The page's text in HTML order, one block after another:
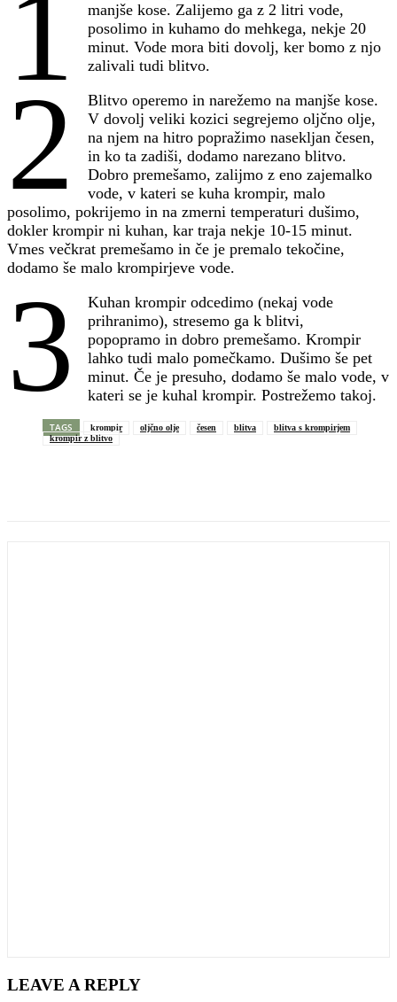
1
manjše kose. Zalijemo ga z 2 litri vode,
posolimo in kuhamo do mehkega, nekje 20
minut. Vode mora biti dovolj, ker bomo z njo
zalivali tudi blitvo.
2
Blitvo operemo in narežemo na manjše kose.
V dovolj veliki kozici segrejemo oljčno olje,
na njem na hitro popražimo nasekljan česen,
in ko ta zadiši, dodamo narezano blitvo.
Dobro premešamo, zalijmo z eno zajemalko
vode, v kateri se kuha krompir, malo
posolimo, pokrijemo in na zmerni temperaturi dušimo,
dokler krompir ni kuhan, kar traja nekje 10-15 minut.
Vmes večkrat premešamo in če je premalo tekočine,
dodamo še malo krompirjeve vode.
3
Kuhan krompir odcedimo (nekaj vode
prihranimo), stresemo ga k blitvi,
popopramo in dobro premešamo. Krompir
lahko tudi malo pomečkamo. Dušimo še pet
minut. Če je presuho, dodamo še malo vode, v
kateri se je kuhal krompir. Postrežemo takoj.
TAGS krompir oljčno olje česen blitva
blitva s krompirjem
krompir z blitvo
LEAVE A REPLY